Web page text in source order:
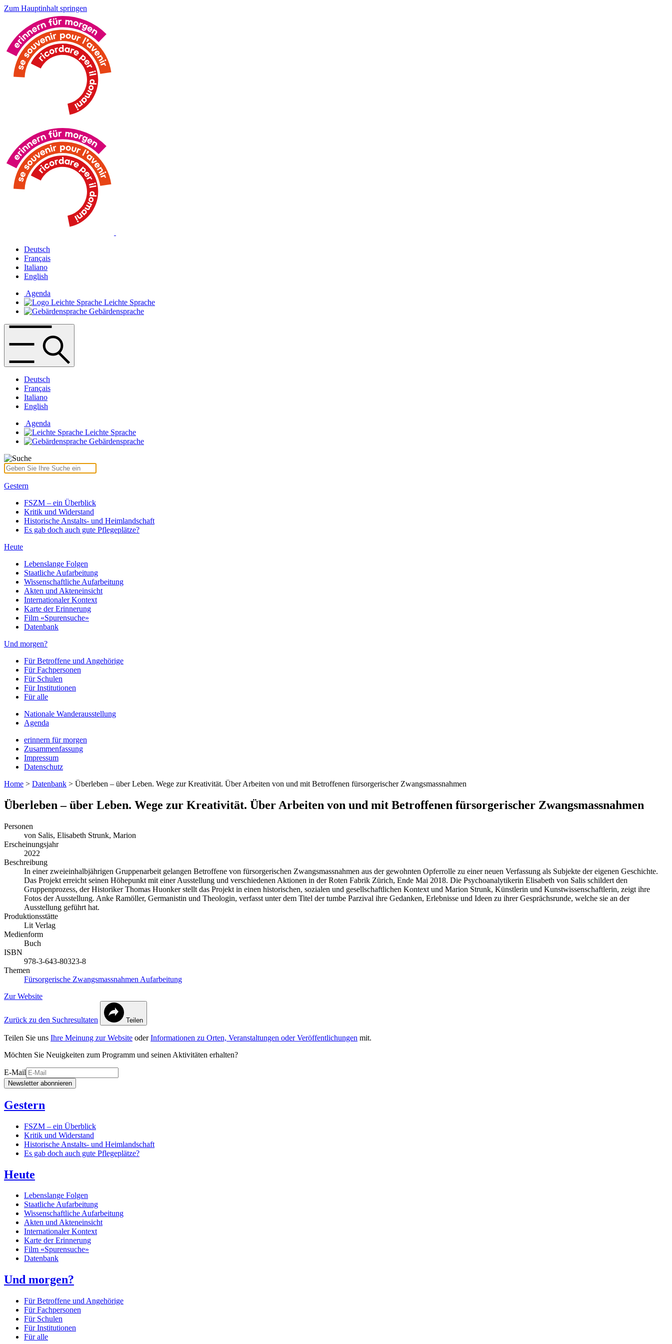
Zum Hauptinhalt springen
Deutsch
Français
Italiano
English
Agenda
Leichte Sprache
Gebärdensprache
Deutsch
Français
Italiano
English
Agenda
Leichte Sprache
Gebärdensprache
Gestern
FSZM – ein Überblick
Kritik und Widerstand
Historische Anstalts- und Heimlandschaft
Es gab doch auch gute Pflegeplätze?
Heute
Lebenslange Folgen
Staatliche Aufarbeitung
Wissenschaftliche Aufarbeitung
Akten und Akteneinsicht
Internationaler Kontext
Karte der Erinnerung
Film «Spurensuche»
Datenbank
Und morgen?
Für Betroffene und Angehörige
Für Fachpersonen
Für Schulen
Für Institutionen
Für alle
Nationale Wanderausstellung
Agenda
erinnern für morgen
Zusammenfassung
Impressum
Datenschutz
Home > Datenbank > Überleben – über Leben. Wege zur Kreativität. Über Arbeiten von und mit Betroffenen fürsorgerischer Zwangsmassnahmen
Überleben – über Leben. Wege zur Kreativität. Über Arbeiten von und mit Betroffenen fürsorgerischer Zwangsmassnahmen
Personen
von Salis, Elisabeth Strunk, Marion
Erscheinungsjahr
2022
Beschreibung
In einer zweieinhalbjährigen Gruppenarbeit gelangen Betroffene von fürsorgerischen Zwangsmassnahmen aus der gewohnten Opferrolle zu einer neuen Verfassung als Subjekte der eigenen Geschichte.
Das Projekt erreicht seinen Höhepunkt mit einer Ausstellung und verschiedenen Aktionen in der Roten Fabrik Zürich, Ende Mai 2018. Die Psychoanalytikerin Elisabeth von Salis schildert den
Gruppenprozess, der Historiker Thomas Huonker stellt das Projekt in einen historischen, sozialen und gesellschaftlichen Kontext und Marion Strunk, Künstlerin und Kunstwissenschaftlerin, zeigt ihre
Fotos der Ausstellung. Anke Ramöller, Germanistin und Theologin, verfasst unter dem Titel der tumbe Parzival ihre Gedanken, Erlebnisse und Ideen zu ihrer Gesprächsrunde, welche sie an der
Ausstellung geführt hat.
Produktionsstätte
Lit Verlag
Medienform
Buch
ISBN
978-3-643-80323-8
Themen
Fürsorgerische Zwangsmassnahmen Aufarbeitung
Zur Website
Zurück zu den Suchresultaten Teilen
Teilen Sie uns Ihre Meinung zur Website oderInformationen zu Orten, Veranstaltungen oder Veröffentlichungen mit.
Möchten Sie Neuigkeiten zum Programm und seinen Aktivitäten erhalten?
E-Mail
Newsletter abonnieren
Gestern
FSZM – ein Überblick
Kritik und Widerstand
Historische Anstalts- und Heimlandschaft
Es gab doch auch gute Pflegeplätze?
Heute
Lebenslange Folgen
Staatliche Aufarbeitung
Wissenschaftliche Aufarbeitung
Akten und Akteneinsicht
Internationaler Kontext
Karte der Erinnerung
Film «Spurensuche»
Datenbank
Und morgen?
Für Betroffene und Angehörige
Für Fachpersonen
Für Schulen
Für Institutionen
Für alle